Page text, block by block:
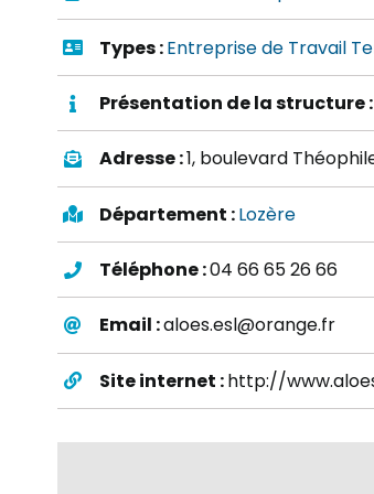
Types :Entreprise de Travail
Présentation de la structure :
Adresse :1, boulevard
Département :Lozère
Téléphone :04 66 65 26 66
Email :aloes.esl@orange.fr
Site internet :http://